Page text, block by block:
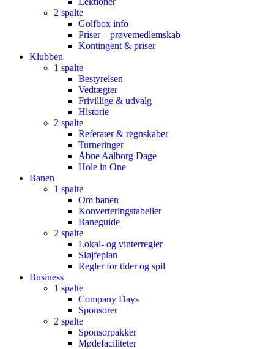
2 spalte
Golfbox info
Priser – prøvemedlemskab
Kontingent & priser
Klubben
1 spalte
Bestyrelsen
Vedtægter
Frivillige & udvalg
Historie
2 spalte
Referater & regnskaber
Turneringer
Åbne Aalborg Dage
Hole in One
Banen
1 spalte
Om banen
Konverteringstabeller
Baneguide
2 spalte
Lokal- og vinterregler
Sløjfeplan
Regler for tider og spil
Business
1 spalte
Company Days
Sponsorer
2 spalte
Sponsorpakker
Mødefaciliteter